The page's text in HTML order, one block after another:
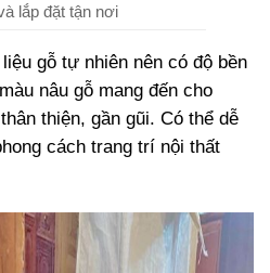
lắp đặt tận nơi
gỗ tự nhiên nên có độ bền
nâu gỗ mang đến cho
thiện, gần gũi. Có thể dễ
cách trang trí nội thất